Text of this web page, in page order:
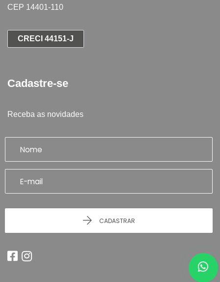
CEP 14401-110
CRECI 44151-J
Cadastre-se
Receba as novidades
CADASTRAR